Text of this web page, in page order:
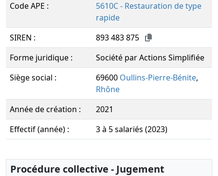
Code APE :
5610C - Restauration de type
rapide
SIREN :
893 483 875
Forme juridique :
Société par Actions Simplifiée
Siège social :
69600 Oullins-Pierre-Bénite,
Rhône
Année de création :
2021
Effectif (année) :
3 à 5 salariés (2023)
Procédure collective - Jugement